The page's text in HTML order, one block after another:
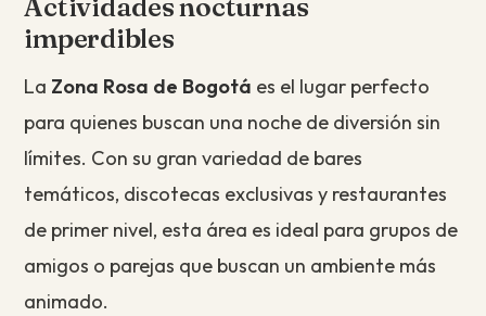
imperdibles
La Zona Rosa de Bogotá es el lugar perfecto
para quienes buscan una noche de diversión sin
límites. Con su gran variedad de bares
temáticos, discotecas exclusivas y restaurantes
de primer nivel, esta área es ideal para grupos de
amigos o parejas que buscan un ambiente más
animado.